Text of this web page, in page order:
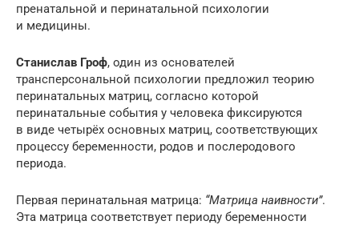
пренатальной и перинатальной психологии
и медицины.
Станислав Гроф, один из основателей
трансперсональной психологии предложил теорию
перинатальных матриц, согласно которой
перинатальные события у человека фиксируются
в виде четырёх основных матриц, соответствующих
процессу беременности, родов и послеродового
периода.
Первая перинатальная матрица: “Матрица наивности”.
Эта матрица соответствует периоду беременности